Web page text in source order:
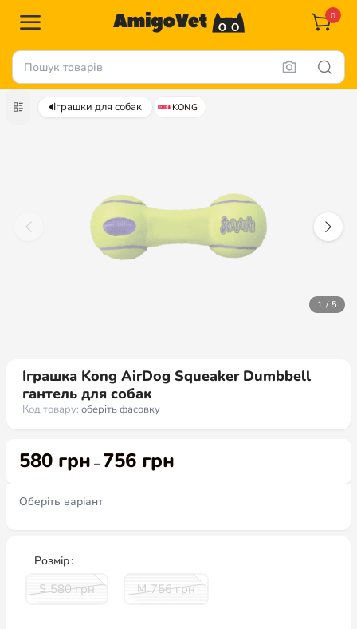
0
Іграшки для собак KONG
1 / 5
Іграшка Kong AirDog Squeaker Dumbbell
гантель для собак
Код товару: оберіть фасовку
580 грн – 756 грн
Оберіть варіант
Розмір
S 580грн M 756грн